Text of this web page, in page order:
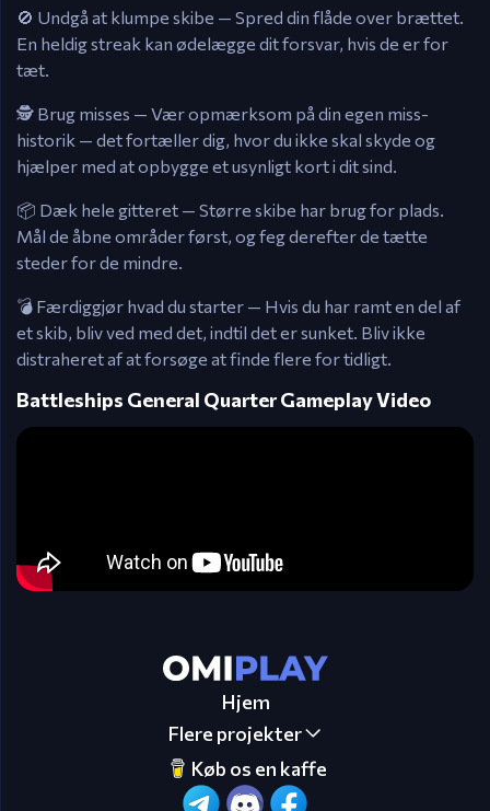
🚫 Undgå at klumpe skibe — Spred din flåde over brættet.
En heldig streak kan ødelægge dit forsvar, hvis de er for
tæt.
🕵️ Brug misses — Vær opmærksom på din egen miss-
historik — det fortæller dig, hvor du ikke skal skyde og
hjælper med at opbygge et usynligt kort i dit sind.
📦 Dæk hele gitteret — Større skibe har brug for plads.
Mål de åbne områder først, og feg derefter de tætte
steder for de mindre.
💣 Færdiggjør hvad du starter — Hvis du har ramt en del af
et skib, bliv ved med det, indtil det er sunket. Bliv ikke
distraheret af at forsøge at finde flere for tidligt.
Battleships General Quarter Gameplay Video
Hjem
Flere projekter
Køb os en kaffe